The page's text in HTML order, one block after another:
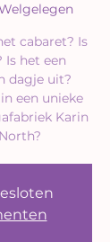
cabaret? Is
het een
dagje uit?
een unieke
Karin